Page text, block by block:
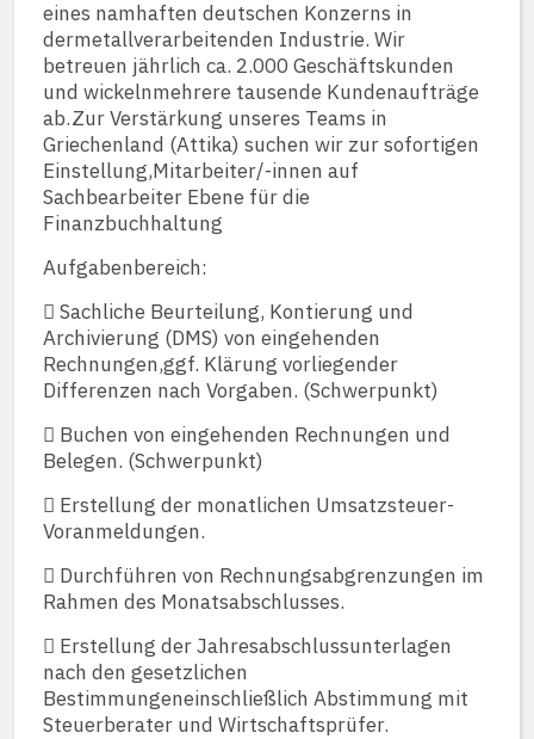
eines namhaften deutschen Konzerns in
dermetallverarbeitenden Industrie. Wir
betreuen jährlich ca. 2.000 Geschäftskunden
und wickelnmehrere tausende Kundenaufträge
ab.Zur Verstärkung unseres Teams in
Griechenland (Attika) suchen wir zur sofortigen
Einstellung,Mitarbeiter/-innen auf
Sachbearbeiter Ebene für die
Finanzbuchhaltung
Aufgabenbereich:
 Sachliche Beurteilung, Kontierung und
Archivierung (DMS) von eingehenden
Rechnungen,ggf. Klärung vorliegender
Differenzen nach Vorgaben. (Schwerpunkt)
 Buchen von eingehenden Rechnungen und
Belegen. (Schwerpunkt)
 Erstellung der monatlichen Umsatzsteuer-
Voranmeldungen.
 Durchführen von Rechnungsabgrenzungen im
Rahmen des Monatsabschlusses.
 Erstellung der Jahresabschlussunterlagen
nach den gesetzlichen
Bestimmungeneinschließlich Abstimmung mit
Steuerberater und Wirtschaftsprüfer.